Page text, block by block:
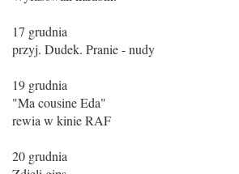
17 grudnia
przyj. Dudek. Pranie - nudy
19 grudnia
"Ma cousine Eda"
rewia w kinie RAF
20 grudnia